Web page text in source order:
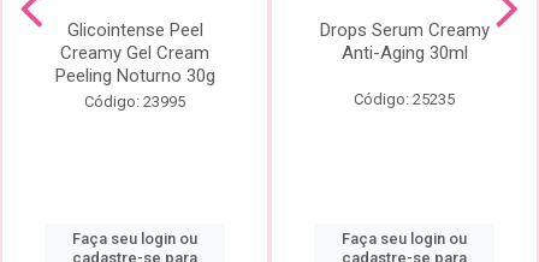
Glicointense Peel
Creamy Gel Cream
Peeling Noturno 30g
Código: 23995
Faça seu login ou
cadastre-se para
Drops Serum Creamy
Anti-Aging 30ml
Código: 25235
Faça seu login ou
cadastre-se para